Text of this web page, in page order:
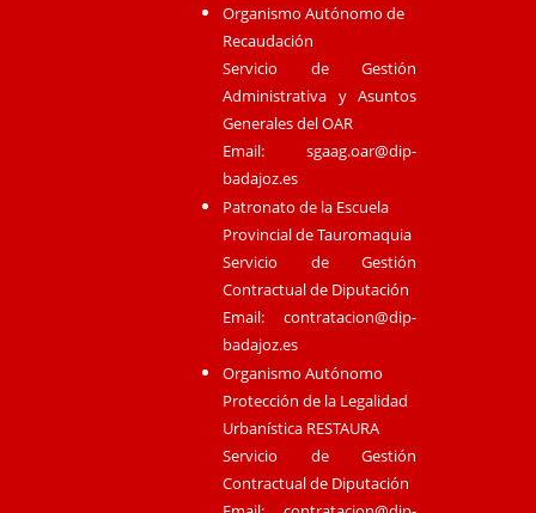
Organismo Autónomo de
Recaudación
Servicio de Gestión
Administrativa y Asuntos
Generales del OAR
Email:sgaag.oar@dip-
badajoz.es
Patronato de la Escuela
Provincial de Tauromaquia
Servicio de Gestión
Contractual de Diputación
Email:contratacion@dip-
badajoz.es
Organismo Autónomo
Protección de la Legalidad
Urbanística RESTAURA
Servicio de Gestión
Contractual de Diputación